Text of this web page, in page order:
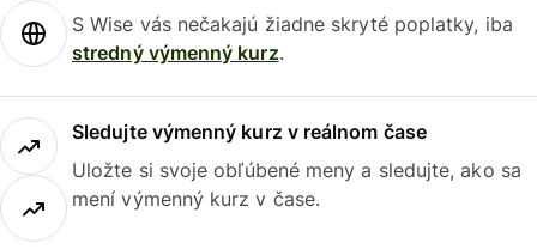
S Wise vás nečakajú žiadne skryté poplatky, iba
stredný výmenný kurz.
Sledujte výmenný kurz v reálnom čase
Uložte si svoje obľúbené meny a sledujte, ako sa
mení výmenný kurz v čase.